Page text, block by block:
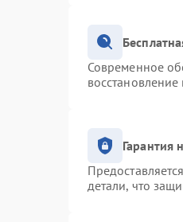
Современное
Гарантия
детали, что